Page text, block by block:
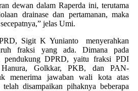
dewan dalam Raperda ini, terutama
drainase dan pertamanan, maka
jelas Umi.
Sigit K Yunianto menyerahkan
fraksi yang ada. Dimana pada
pendukung DPRD, yaitu fraksi PDI
Hanura, Golkkar, PKB, dan PAN-
menerima jawaban wali kota atas
disampaikan pihaknya beberapa